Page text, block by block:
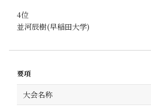
4位
並河辰樹
要項
大会名称